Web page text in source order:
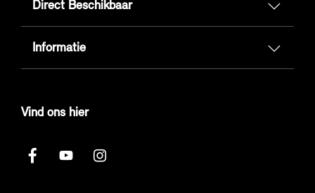
Direct Beschikbaar
Informatie
Vind ons hier